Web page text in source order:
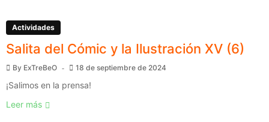
Actividades
Salita del Cómic y la Ilustración XV (6)
By ExTreBeO 18 de septiembre de 2024
¡Salimos en la prensa!
Leer más